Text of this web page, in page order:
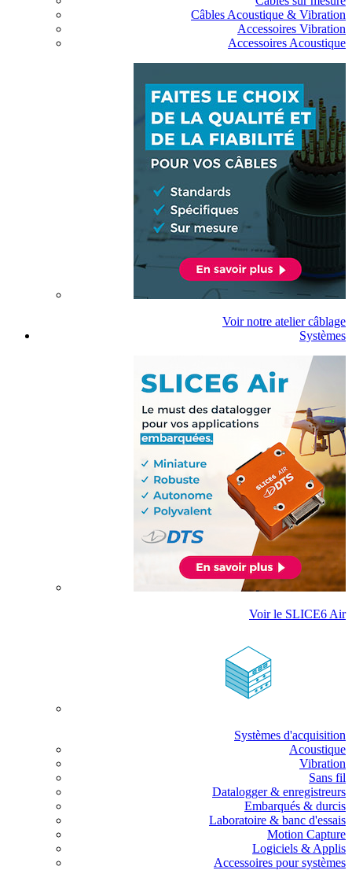
Câbles Acoustique & Vibration
Accessoires Vibration
Accessoires Acoustique
Voir notre atelier câblage
Systèmes
Voir le SLICE6 Air
Systèmes d'acquisition
Acoustique
Vibration
Sans fil
Datalogger & enregistreurs
Embarqués & durcis
Laboratoire & banc d'essais
Motion Capture
Logiciels & Applis
Accessoires pour systèmes